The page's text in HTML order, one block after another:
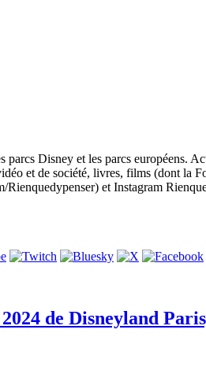
Disney et les parcs européens.
et de société, livres, films (dont la
et Instagram
de Disneyland